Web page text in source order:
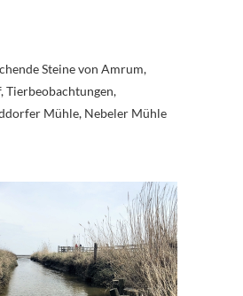
Steine von Amrum,
Tierbeobachtungen,
Mühle, Nebeler Mühle